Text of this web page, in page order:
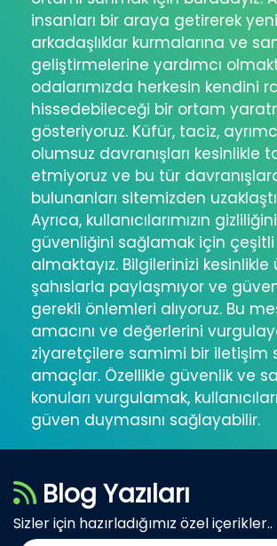
insanları bir araya getirerek yeni
arkadaşlıklar kurmalarına ve
geliştirmelerine yardımcı
odalarımızda herkesin kendini
hissedebileceği bir ortam
gösteriyoruz. Küfür, taciz,
olumsuz davranışları kesinlikle
etmiyoruz ve bu tür
bulunanları sitemizden
Ayrıca, kullanıcılarımızın
güvenliğini sağlamak için
almaktayız. Bilgilerinizi
şahıslarla paylaşmıyor ve
gerekli önlemleri alıyoruz. Bu
amacını ve değerlerini
ziyaretçilere samimi bir iletişim
amaçlar. Özellikle güvenlik ve
konuları vurgulamak,
güven duymasını sağlayabilir.
Blog Yazıları
Sizler için hazırladığımız özel içerikler..